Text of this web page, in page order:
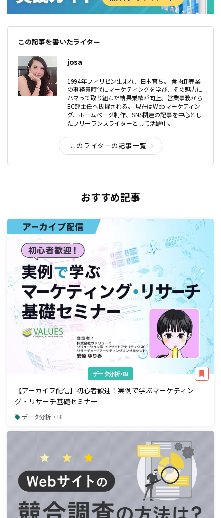
この記事を書いたライター
josa
1994年フィリピン生まれ、日本育ち。 食肉卸売業
の事務員時代にマーケティングを学び、その魅力に
ハマって取り組んだ結果業績が向上。営業事務から
EC部主任へ抜擢される。 現在はWebマーケティン
グ、ホームページ制作、SNS関連の記事を中心とし
たフリーランスライターとして活躍中。
このライターの記事一覧
おすすめ記事
データ分析・BI
【アーカイブ配信】初心者歓迎！実例で学ぶマーケティン
グ・リサーチ基礎セミナー
データ分析・BI